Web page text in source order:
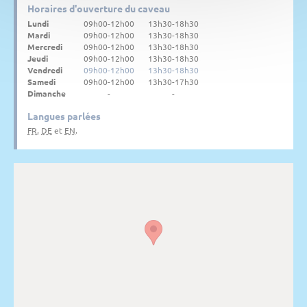
Horaires d'ouverture du caveau
Lundi 09h00-12h00
13h30-18h30
Mardi
09h00-12h00
13h30-18h30
Mercredi
09h00-12h00
13h30-18h30
Jeudi
09h00-12h00
13h30-18h30
Vendredi
09h00-12h00
13h30-18h30
Samedi
09h00-12h00
13h30-17h30
Dimanche
- -
Langues parlées
FR, DE et EN.